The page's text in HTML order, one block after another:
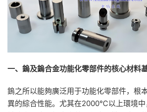
一、鎢及鎢合金功能化零部件的核心材料
鎢之所以能夠廣泛用于功能化零部件，根
異的綜合性能。尤其在2000℃以上環境中